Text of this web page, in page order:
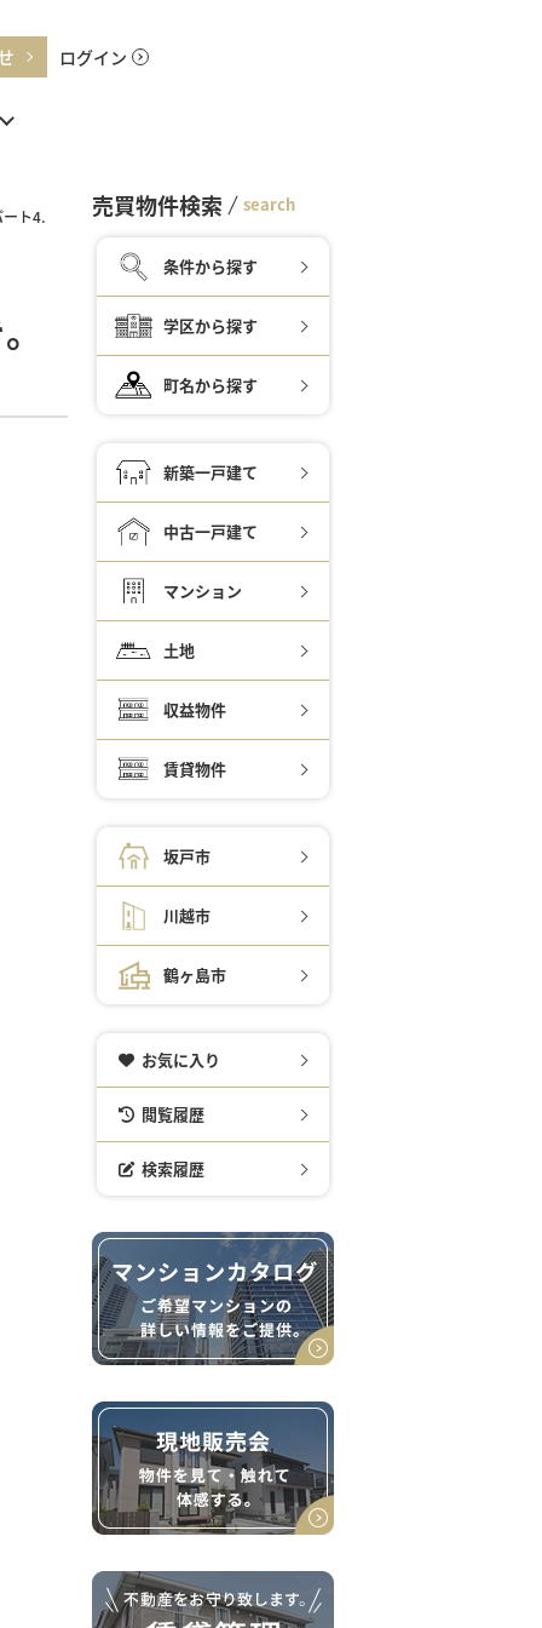
ログイン
ト4. 売買物件検索 search
条件から探す
学区から探す
町名から探す
新築一戸建て
中古一戸建て
マンション
土地
収益物件
賃貸物件
坂戸市
川越市
鶴ヶ島市
お気に入り
閲覧履歴
検索履歴